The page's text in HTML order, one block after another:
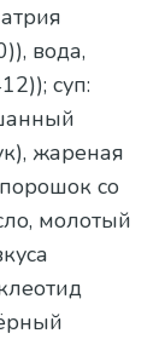
вода,
суп:
жареная
со
молотый